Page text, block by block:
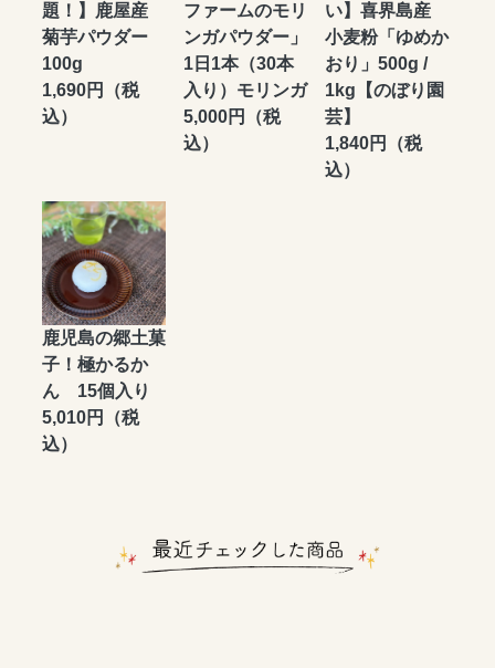
題！】鹿屋産
菊芋パウダー
100g
1,690円（税
込）
ファームのモリ
ンガパウダー」
1日1本（30本
入り）モリンガ
5,000円（税
込）
い】喜界島産
小麦粉「ゆめか
おり」500g /
1kg【のぼり園
芸】
1,840円（税
込）
鹿児島の郷土菓
子！極かるか
ん 15個入り
5,010円（税
込）